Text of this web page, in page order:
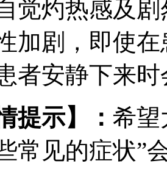
灼热感及剧
加剧，即使
者安静下来
提示】： 希望
常见的症状”